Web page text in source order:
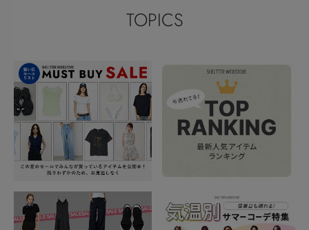
TOPICS